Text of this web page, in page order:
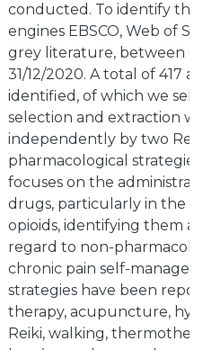
conducted. To identify the
engines EBSCO, Web of
grey literature, between
31/12/2020. A total of 417
identified, of which we
selection and extraction
independently by two
pharmacological
focuses on the
drugs, particularly in the
opioids, identifying them
regard to non-
chronic pain self-
strategies have been
therapy, acupuncture,
Reiki, walking,